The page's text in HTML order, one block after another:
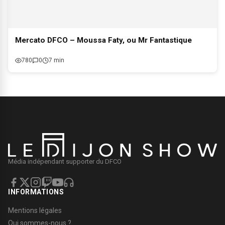
Mercato DFCO – Moussa Faty, ou Mr Fantastique
780 0 7 min
Média indépendant supporter du DFCO
INFORMATIONS
Mentions légales
Qui sommes-nous ?